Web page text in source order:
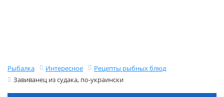
Рыбалка Интересное
Рецепты рыбных блюд
Завиванец из судака, по-украински